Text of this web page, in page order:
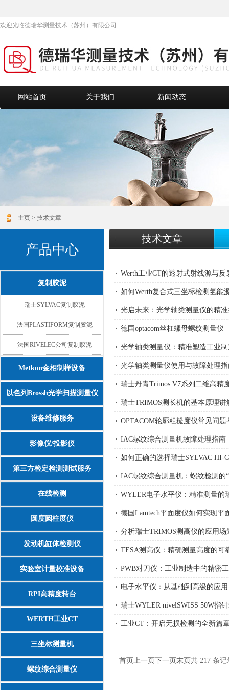
欢迎光临德瑞华测量技术（苏州）有限公司
网站首页 关于我们 新闻动态
主页 > 技术文章
产品中心
复制胶泥
瑞士SYLVAC复制胶泥
法国PLASTIFORM复制胶泥
法国RIVELEC公司复制胶泥
Metkon金相制样设备
以色列Brossh光学扫描测量仪
设备维修服务
影像仪/投影仪
第三方检定检测测试服务
在线检测
圆度圆柱度仪
发动机缸体检测仪
实验室计量校准设备
RPI高精度转台
WERTH工业CT
三坐标测量机
螺纹综合测量仪
技术文章
Werth工业CT的透射式射线源与
如何Werth复合式三坐标检测氢能
光启未来：光学轴类测量仪的精
德国optacom丝杠螺母螺纹测量仪
光学轴类测量仪：精准塑造工业
光学轴类测量仪使用与故障处理
瑞士丹青Trimos V7系列二维高精
瑞士TRIMOS测长机的基本原理讲
OPTACOM轮廓粗糙度仪常见问
IAC螺纹综合测量机故障处理指南
如何正确的选择瑞士SYLVAC HI-
IAC螺纹综合测量机：螺纹检测的
WYLER电子水平仪：精准测量的
德国Lamtech平面度仪如何实现平
分析瑞士TRIMOS测高仪的应用场
TESA测高仪：精确测量高度的可
PWB对刀仪：工业制造中的精密
电子水平仪：从基础到高级的应用
瑞士WYLER nivelSWISS 50W指
工业CT：开启无损检测的全新篇
共 217 条
首页上一页下一页末页